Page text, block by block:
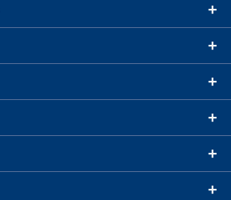
+
+
+
+
+
+